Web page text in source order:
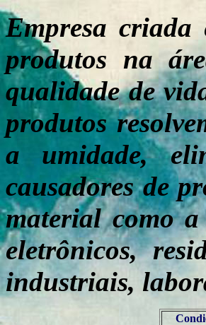
Empresa
produtos na
qualidade de
produtos
a umidade,
causadores de
material como
eletrônicos,
industriais,